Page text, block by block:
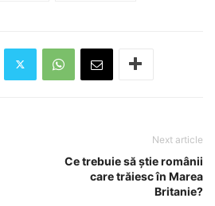
Next article
Ce trebuie să știe românii
care trăiesc în Marea
Britanie?